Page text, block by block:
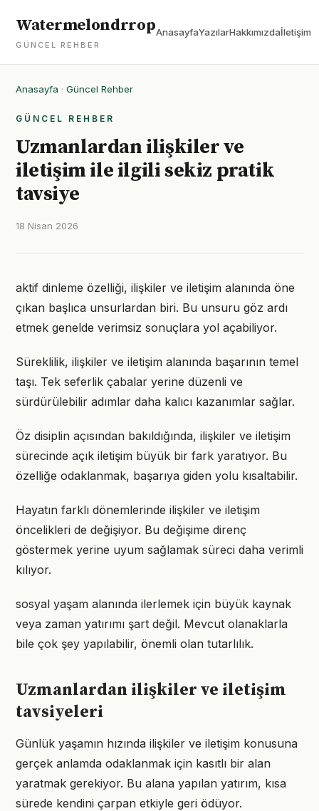
Watermelondrrop
GÜNCEL REHBER
AnasayfaYazılarHakkımızdaİletişim
Anasayfa · Güncel Rehber
GÜNCEL REHBER
Uzmanlardan ilişkiler ve
iletişim ile ilgili sekiz pratik
tavsiye
18 Nisan 2026
aktif dinleme özelliği, ilişkiler ve iletişim alanında öne
çıkan başlıca unsurlardan biri. Bu unsuru göz ardı
etmek genelde verimsiz sonuçlara yol açabiliyor.
Süreklilik, ilişkiler ve iletişim alanında başarının temel
taşı. Tek seferlik çabalar yerine düzenli ve
sürdürülebilir adımlar daha kalıcı kazanımlar sağlar.
Öz disiplin açısından bakıldığında, ilişkiler ve iletişim
sürecinde açık iletişim büyük bir fark yaratıyor. Bu
özelliğe odaklanmak, başarıya giden yolu kısaltabilir.
Hayatın farklı dönemlerinde ilişkiler ve iletişim
öncelikleri de değişiyor. Bu değişime direnç
göstermek yerine uyum sağlamak süreci daha verimli
kılıyor.
sosyal yaşam alanında ilerlemek için büyük kaynak
veya zaman yatırımı şart değil. Mevcut olanaklarla
bile çok şey yapılabilir, önemli olan tutarlılık.
Uzmanlardan ilişkiler ve iletişim
tavsiyeleri
Günlük yaşamın hızında ilişkiler ve iletişim konusuna
gerçek anlamda odaklanmak için kasıtlı bir alan
yaratmak gerekiyor. Bu alana yapılan yatırım, kısa
sürede kendini çarpan etkiyle geri ödüyor.